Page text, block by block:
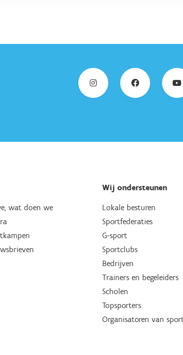
wat doen we
Wij ondersteunen
Lokale besturen
Sportfederaties
G-sport
Sportclubs
Bedrijven
Trainers en begeleiders
Scholen
Topsporters
Organisatoren van